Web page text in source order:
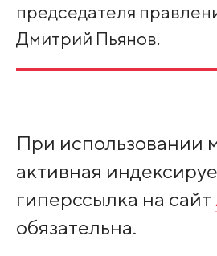
председателя
Дмитрий Пьянов.
При использовании
активная
гиперссылка на сайт
обязательна.